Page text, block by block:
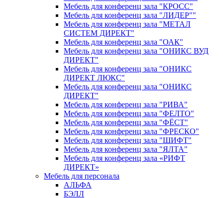
Мебель для конференц зала "КРОСС"
Мебель для конференц зала "ЛИДЕР""
Мебель для конференц зала "МЕТАЛ
СИСТЕМ ДИРЕКТ"
Мебель для конференц зала "ОАК"
Мебель для конференц зала "ОНИКС ВУД
ДИРЕКТ"
Мебель для конференц зала "ОНИКС
ДИРЕКТ ЛЮКС"
Мебель для конференц зала "ОНИКС
ДИРЕКТ"
Мебель для конференц зала "РИВА"
Мебель для конференц зала "ФЕЛТО"
Мебель для конференц зала "ФЁСТ"
Мебель для конференц зала "ФРЕСКО"
Мебель для конференц зала "ШИФТ"
Мебель для конференц зала "ЯЛТА"
Мебель для конференц зала «РИФТ
ДИРЕКТ»
Мебель для персонала
АЛЬФА
БЭЛЛ